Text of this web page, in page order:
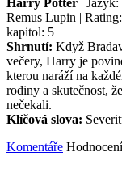
Harry Potter |
Remus Lupin |
kapitol: 5
Shrnutí: Když
večery, Harry je
kterou naráží na
rodiny a skutečnost,
nečekali.
Klíčová slova:
Komentáře